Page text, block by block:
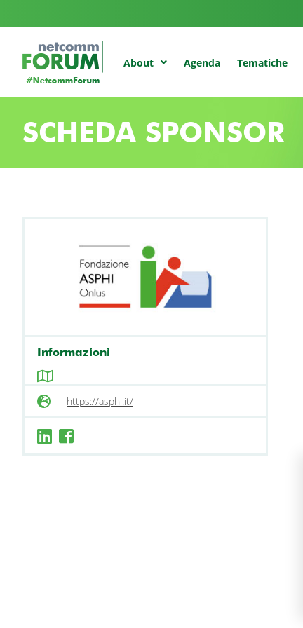
About Agenda Tematiche
SCHEDA SPONSOR
Informazioni
https://asphi.it/